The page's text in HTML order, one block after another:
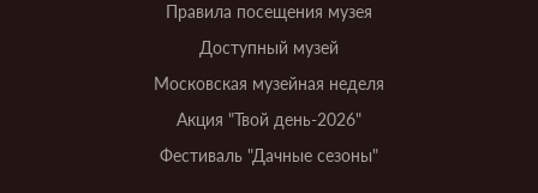
Правила посещения музея
Доступный музей
Московская музейная неделя
Акция "Твой день-2026"
Фестиваль "Дачные сезоны"